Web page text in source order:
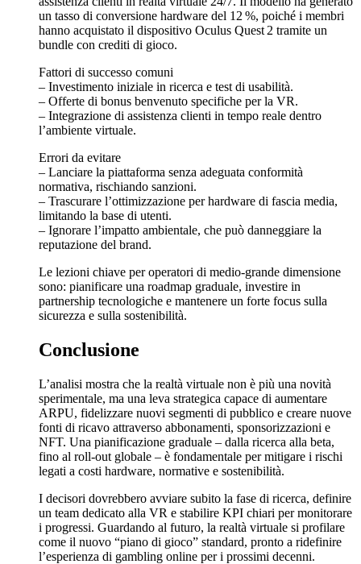
un tasso di conversione hardware del 12 %, poiché i membri
hanno acquistato il dispositivo Oculus Quest 2 tramite un
bundle con crediti di gioco.
Fattori di successo comuni
– Investimento iniziale in ricerca e test di usabilità.
– Offerte di bonus benvenuto specifiche per la VR.
– Integrazione di assistenza clienti in tempo reale dentro
l’ambiente virtuale.
Errori da evitare
– Lanciare la piattaforma senza adeguata conformità
normativa, rischiando sanzioni.
– Trascurare l’ottimizzazione per hardware di fascia media,
limitando la base di utenti.
– Ignorare l’impatto ambientale, che può danneggiare la
reputazione del brand.
Le lezioni chiave per operatori di medio‑grande dimensione
sono: pianificare una roadmap graduale, investire in
partnership tecnologiche e mantenere un forte focus sulla
sicurezza e sulla sostenibilità.
Conclusione
L’analisi mostra che la realtà virtuale non è più una novità
sperimentale, ma una leva strategica capace di aumentare
ARPU, fidelizzare nuovi segmenti di pubblico e creare nuove
fonti di ricavo attraverso abbonamenti, sponsorizzazioni e
NFT. Una pianificazione graduale – dalla ricerca alla beta,
fino al roll‑out globale – è fondamentale per mitigare i rischi
legati a costi hardware, normative e sostenibilità.
I decisori dovrebbero avviare subito la fase di ricerca, definire
un team dedicato alla VR e stabilire KPI chiari per monitorare
i progressi. Guardando al futuro, la realtà virtuale si profilare
come il nuovo “piano di gioco” standard, pronto a ridefinire
l’esperienza di gambling online per i prossimi decenni.